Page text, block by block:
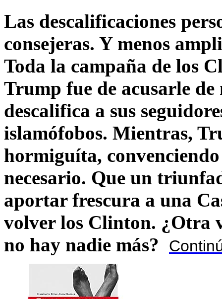
Las descalificaciones
consejeras. Y menos
Toda la campaña de los
Trump fue de acusarle
descalifica a sus
islamófobos. Mientras,
hormiguíta,
necesario. Que un
aportar frescura a una
volver los Clinton. ¿Otra
no hay nadie más?